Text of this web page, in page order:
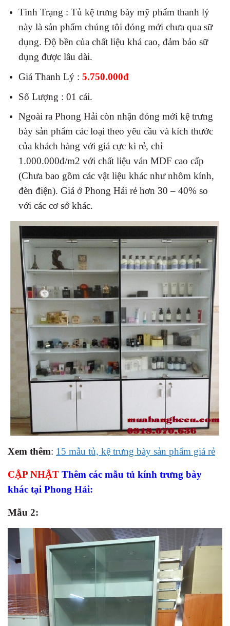
Tình Trạng : Tủ kệ trưng bày mỹ phẩm thanh lý
này là sản phẩm chúng tôi đóng mới chưa qua sữ
dụng. Độ bền của chất liệu khá cao, đảm bảo sữ
dụng được lâu dài.
Giá Thanh Lý : 5.750.000đ
Số Lượng : 01 cái.
Ngoài ra Phong Hải còn nhận đóng mới kệ trưng
bày sản phẩm các loại theo yêu cầu và kích thước
của khách hàng với giá cực kì rẻ, chỉ
1.000.000đ/m2 với chất liệu ván MDF cao cấp
(Chưa bao gồm các vật liệu khác như nhôm kính,
đèn điện). Giá ở Phong Hải rẻ hơn 30 – 40% so
với các cơ sở khác.
Xem thêm: 15 mẫu tủ, kệ trưng bày sản phẩm giá rẻ
CẬP NHẬT Thêm các mẫu tủ kính trưng bày
khác tại Phong Hải:
Mẫu 2: